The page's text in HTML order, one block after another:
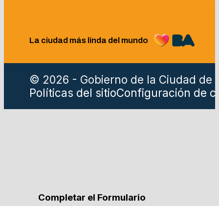
La ciudad más linda del mundo
© 2026 - Gobierno de la Ciudad de
Políticas del sitioConfiguración de
Completar el Formulario